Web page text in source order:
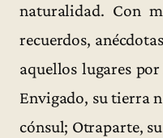
naturalidad. Con
recuerdos,
aquellos lugares
Envigado, su tierra
cónsul; Otraparte,